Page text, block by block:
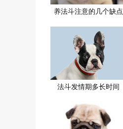
养法斗注意的几个缺点
法斗发情期多长时间